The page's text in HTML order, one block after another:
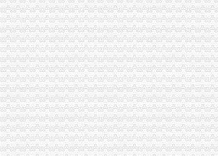
进出口货物收发货人报关注册登记证书的换证如何办理_已解决-阿里
《进出口货物收发货人报关注册登…-海关百问
苏州进出口货物收发货人报关注册登记证书_志趣网
进出口货物收发货人报关注册登记证进出口权申请-广州58同城
进出口货物收发货人报关注册登记证书_政务咨询_浙江电子口岸
《进出口货物收发货人报关注册登记证书》需要每年年检吗？-阿里巴
进出口货物收发货人报关注册登记证书-荣誉证书-昆山瑞腾精密自动化
进出口货物收发货人报关注册登记证书过期了如何换证_阿里问到底
进出口货物收发货人报关注册登记证过期如何处理_政务咨询_浙江电子
【企业管理类】《进出口货物收发货人报关注册登记证书》换证手续所
进出口货物收发货人报关注册登记证书、代表处注销-广州58同城
《中华共和国海关进出口货物收发货人报关注册登记证书》有效
报关企业报关注册登记证书和进出口货物收发货人报关注册登记证书的
报关企业及进出口货物收发货人报关注册登记证书的有效期均为3年。-
进出口货物收发货人报关注册登记证书过期了,谁能告诉我相关咨询